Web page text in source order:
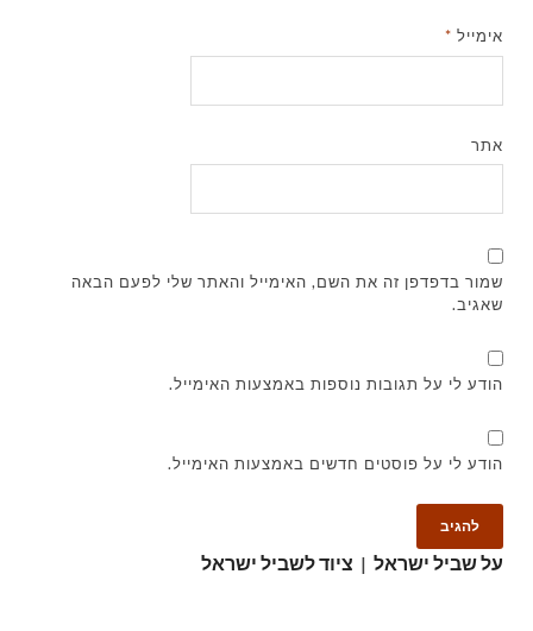
אימייל *
אתר
שמור בדפדפן זה את השם, האימייל והאתר שלי לפעם הבאה
שאגיב.
הודע לי על תגובות נוספות באמצעות האימייל.
הודע לי על פוסטים חדשים באמצעות האימייל.
על שביל ישראל | ציוד לשביל ישראל